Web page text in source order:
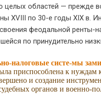
целых областей — прежде
XVIII по 30-е годы XIX в.
феодальной
по принудительно
налоговые систе-мы
приспособлена к
и создание
органов и военно-